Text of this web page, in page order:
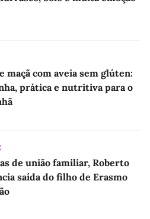
maçã com aveia sem glúten:
prática e nutritiva para o
de união familiar, Roberto
saída do filho de Erasmo